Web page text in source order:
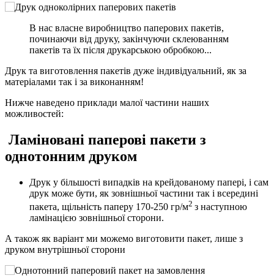
В нас власне виробництво паперових пакетів,
починаючи від друку, закінчуючи склеюванням
пакетів та їх після друкарською обробкою...
Друк та виготовлення пакетів дуже індивідуальний, як за
матеріалами так і за виконанням!
Нижче наведено приклади малої частини наших
можливостей:
Ламіновані паперові пакети з
однотонним друком
Друк у більшості випадків на крейдованому папері, і сам
друк може бути, як зовнішньої частини так і всередині
пакета, щільність паперу 170-250 гр/м2 з наступною
ламінацією зовнішньої сторони.
А також як варіант ми можемо виготовити пакет, лише з
друком внутрішньої сторони